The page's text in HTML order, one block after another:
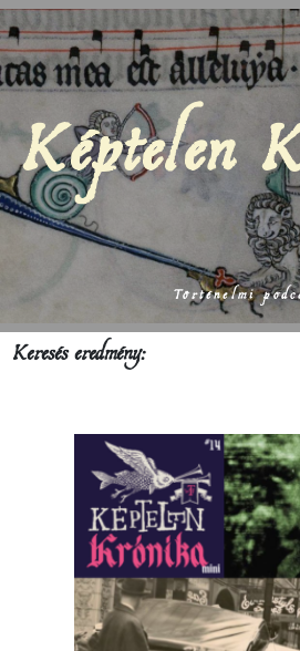
Képtelen
Történelmi
Keresés eredmény: